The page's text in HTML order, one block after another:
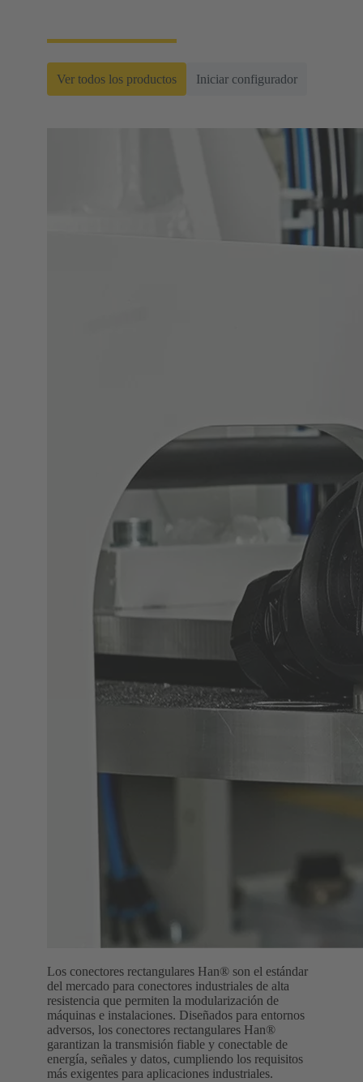
Ver todos los productos Iniciar configurador
Los conectores rectangulares Han® son el estándar
del mercado para conectores industriales de alta
resistencia que permiten la modularización de
máquinas e instalaciones. Diseñados para entornos
adversos, los conectores rectangulares Han®
garantizan la transmisión fiable y conectable de
energía, señales y datos, cumpliendo los requisitos
más exigentes para aplicaciones industriales.